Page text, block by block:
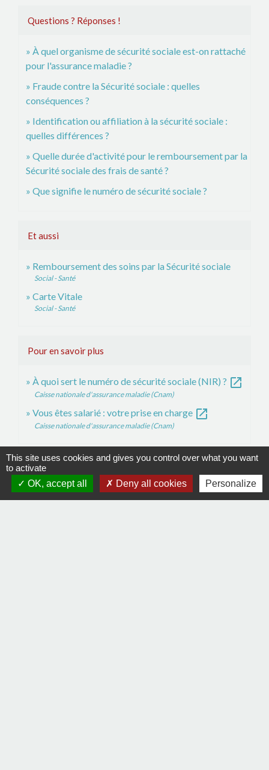
Questions ? Réponses !
À quel organisme de sécurité sociale est-on rattaché
pour l'assurance maladie ?
Fraude contre la Sécurité sociale : quelles
conséquences ?
Identification ou affiliation à la sécurité sociale :
quelles différences ?
Quelle durée d'activité pour le remboursement par la
Sécurité sociale des frais de santé ?
Que signifie le numéro de sécurité sociale ?
Et aussi
Remboursement des soins par la Sécurité sociale
Social - Santé
Carte Vitale
Social - Santé
Pour en savoir plus
À quoi sert le numéro de sécurité sociale (NIR) ? open_in_new
Caisse nationale d'assurance maladie (Cnam)
Vous êtes salarié : votre prise en charge open_in_new
Caisse nationale d'assurance maladie (Cnam)
Signaler une erreur sur cette page
This site uses cookies and gives you control over what you want
to activate
OK, accept all
Deny all cookies Personalize